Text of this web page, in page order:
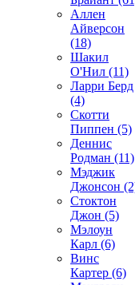
Аллен
Айверсон
(18)
Шакил
О'Нил (11)
Ларри Берд
(4)
Скотти
Пиппен (5)
Деннис
Родман (11)
Мэджик
Джонсон
Стоктон
Джон (5)
Мэлоун
Карл (6)
Винс
Картер (6)